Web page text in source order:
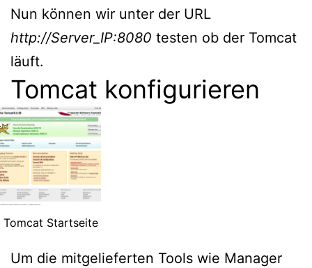
Nun können wir unter der URL
http://Server_IP:8080 testen ob der Tomcat
läuft.
Tomcat konfigurieren
Tomcat Startseite
Um die mitgelieferten Tools wie Manager